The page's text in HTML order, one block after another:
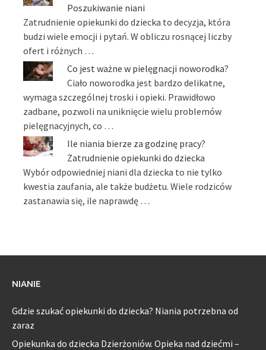
Poszukiwanie niani
Zatrudnienie opiekunki do dziecka to decyzja, która
budzi wiele emocji i pytań. W obliczu rosnącej liczby
ofert i różnych …
Co jest ważne w pielęgnacji noworodka?
Ciało noworodka jest bardzo delikatne,
wymaga szczególnej troski i opieki. Prawidłowo
zadbane, pozwoli na uniknięcie wielu problemów
pielęgnacyjnych, co …
Ile niania bierze za godzinę pracy?
Zatrudnienie opiekunki do dziecka
Wybór odpowiedniej niani dla dziecka to nie tylko
kwestia zaufania, ale także budżetu. Wiele rodziców
zastanawia się, ile naprawdę …
NIANIE
Gdzie szukać opiekunki do dziecka? Niania potrzebna od
zaraz
Opiekunka do dziecka Dzierżoniów. Opieka nad dziećmi –